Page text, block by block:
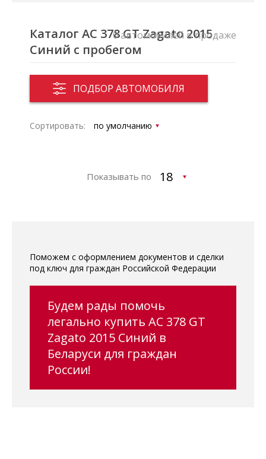
Каталог AC 378 GT Zagato 2015
Синий с пробегом
ПОДБОР АВТОМОБИЛЯ
0 автомобилей в продаже
Сортировать:
Показывать по
Поможем с оформлением документов и сделки
под ключ для граждан Российской Федерации
Будем рады помочь
легально купить AC 378 GT
Zagato 2015 Синий в
Беларуси для граждан
России!